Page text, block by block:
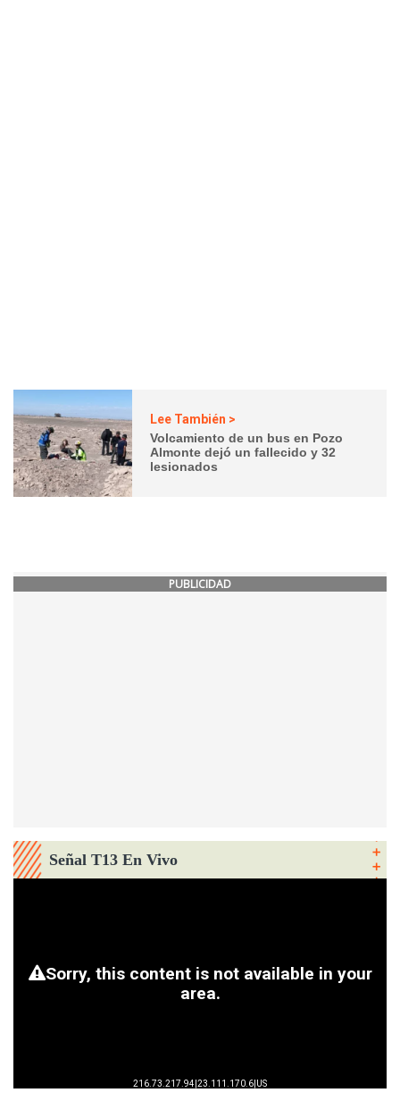
Lee También >
Volcamiento de un bus en Pozo
Almonte dejó un fallecido y 32
lesionados
PUBLICIDAD
Señal T13 En Vivo